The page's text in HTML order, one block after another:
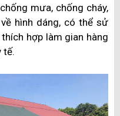
mưa, chống cháy,
hình dáng, có thể sử
hợp làm gian hàng
tế.